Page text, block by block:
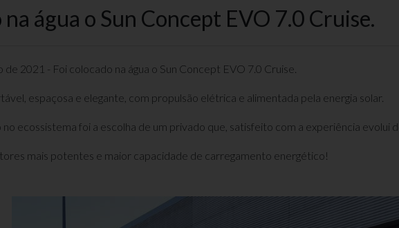
água o Sun Concept EVO 7.0 Cruise.
2021 - Foi colocado na água o Sun Concept EVO 7.0 Cruise.
espaçosa e elegante, com propulsão elétrica e alimentada pela energia solar.
ecossistema foi a escolha de um privado que, satisfeito com a experiência evolui
mais potentes e maior capacidade de carregamento energético!